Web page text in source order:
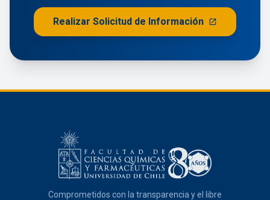
Realizar Solicitud de Información open_in_new
Comprometidos con la transparencia y el libre